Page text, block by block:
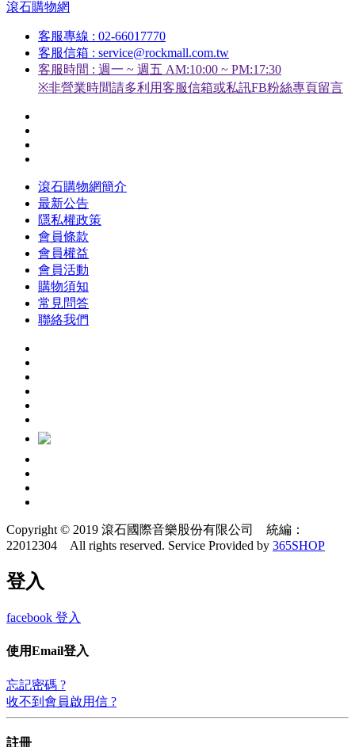
滾石購物網
客服專線 : 02-66017770
客服信箱 : service@rockmall.com.tw
客服時間 : 週一 ~ 週五 AM:10:00 ~ PM:17:30
※非營業時間請多利用客服信箱或私訊FB粉絲專頁留言
滾石購物網簡介
最新公告
隱私權政策
會員條款
會員權益
會員活動
購物須知
常見問答
聯絡我們
Copyright © 2019 滾石國際音樂股份有限公司 統編：
22012304 All rights reserved. Service Provided by 365SHOP
登入
facebook 登入
使用Email登入
忘記密碼 ?
收不到會員啟用信 ?
註冊